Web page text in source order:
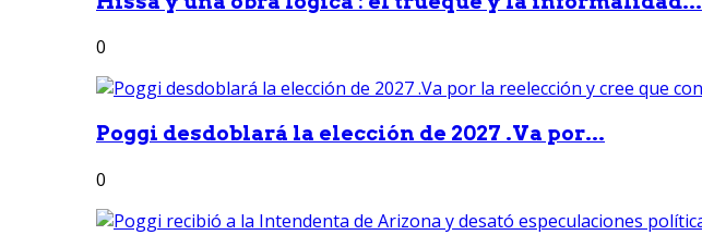
0
Poggi desdoblará la elección de 2027 .Va por...
0